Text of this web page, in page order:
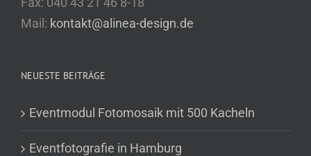
Mail: kontakt@alinea-design.de
NEUESTE BEITRÄGE
Eventmodul Fotomosaik mit 500 Kacheln
Eventfotografie in Hamburg